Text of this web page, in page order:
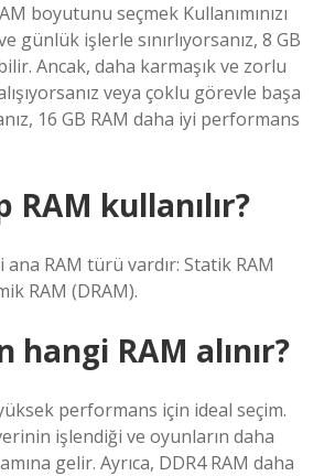
boyutunu seçmek Kullanımınızı
günlük işlerle sınırlıyorsanız, 8 GB
Ancak, daha karmaşık ve zorlu
veya çoklu görevle başa
16 GB RAM daha iyi performans
RAM kullanılır?
RAM türü vardır: Statik RAM
RAM (DRAM).
hangi RAM alınır?
performans için ideal seçim.
işlendiği ve oyunların daha
gelir. Ayrıca, DDR4 RAM daha